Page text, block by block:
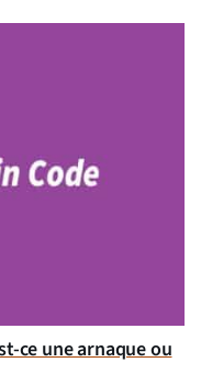
ce une arnaque ou